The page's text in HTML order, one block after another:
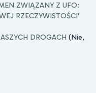
ZWIĄZANY Z UFO:
RZECZYWISTOŚCI'
DROGACH (Nie,